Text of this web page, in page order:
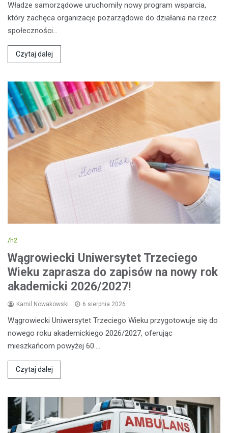
Władze samorządowe uruchomiły nowy program wsparcia,
który zachęca organizacje pozarządowe do działania na rzecz
społeczności…
Czytaj dalej
/h2
Wągrowiecki Uniwersytet Trzeciego
Wieku zaprasza do zapisów na nowy rok
akademicki 2026/2027!
Kamil Nowakowski 6 sierpnia 2026
Wągrowiecki Uniwersytet Trzeciego Wieku przygotowuje się do
nowego roku akademickiego 2026/2027, oferując
mieszkańcom powyżej 60.…
Czytaj dalej